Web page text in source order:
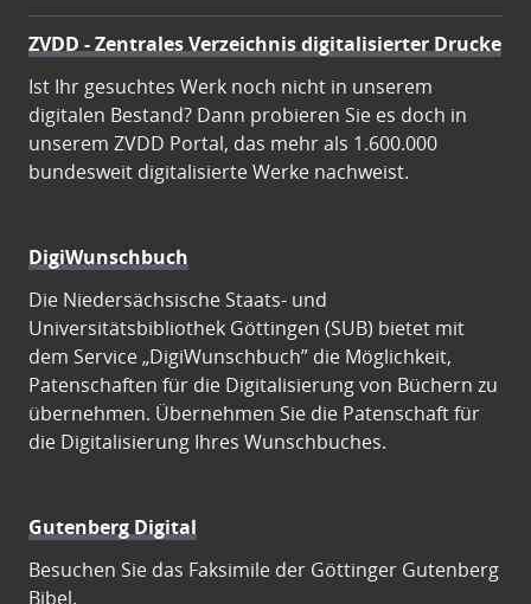
ZVDD - Zentrales Verzeichnis digitalisierter Drucke
Ist Ihr gesuchtes Werk noch nicht in unserem
digitalen Bestand? Dann probieren Sie es doch in
unserem ZVDD Portal, das mehr als 1.600.000
bundesweit digitalisierte Werke nachweist.
DigiWunschbuch
Die Niedersächsische Staats- und
Universitätsbibliothek Göttingen (SUB) bietet mit
dem Service „DigiWunschbuch” die Möglichkeit,
Patenschaften für die Digitalisierung von Büchern zu
übernehmen. Übernehmen Sie die Patenschaft für
die Digitalisierung Ihres Wunschbuches.
Gutenberg Digital
Besuchen Sie das Faksimile der Göttinger Gutenberg
Bibel.